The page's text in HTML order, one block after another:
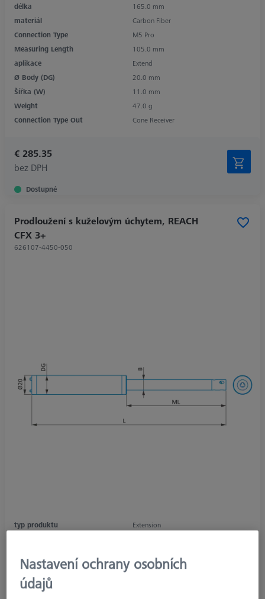
délka
165.0 mm
materiál
Carbon Fiber
Connection Type
M5 Pro
Measuring Length
105.0 mm
aplikace
Extend
Ø Body (DG)
20.0 mm
Šířka (W)
11.0 mm
Weight
47.0 g
Connection Type Out
Cone Receiver
€ 285.35
bez DPH
Dostupné
Prodloužení s kuželovým úchytem, REACH
CFX 3+
626107-4450-050
typ produktu
Extension
Connection Type
M5 Pro
Measuring Length
Nastavení ochrany osobních
údajů